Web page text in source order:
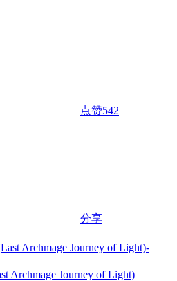
点赞542
分享
Archmage Journey of Light)